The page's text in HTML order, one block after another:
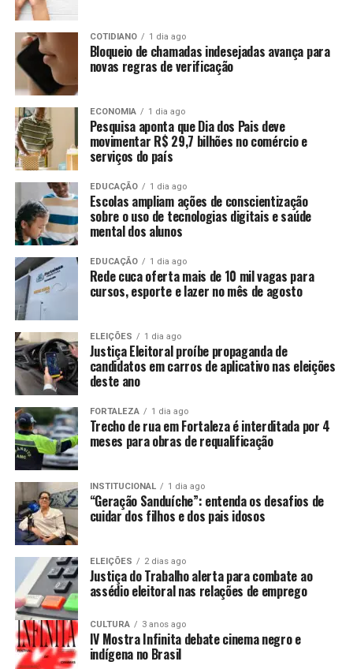
COTIDIANO 1 dia ago
Bloqueio de chamadas indesejadas avança para
novas regras de verificação
ECONOMIA 1 dia ago
Pesquisa aponta que Dia dos Pais deve
movimentar R$ 29,7 bilhões no comércio e
serviços do país
EDUCAÇÃO 1 dia ago
Escolas ampliam ações de conscientização
sobre o uso de tecnologias digitais e saúde
mental dos alunos
EDUCAÇÃO 1 dia ago
Rede cuca oferta mais de 10 mil vagas para
cursos, esporte e lazer no mês de agosto
ELEIÇÕES 1 dia ago
Justiça Eleitoral proíbe propaganda de
candidatos em carros de aplicativo nas eleições
deste ano
FORTALEZA 1 dia ago
Trecho de rua em Fortaleza é interditada por 4
meses para obras de requalificação
INSTITUCIONAL 1 dia ago
“Geração Sanduíche”: entenda os desafios de
cuidar dos filhos e dos pais idosos
ELEIÇÕES 2 dias ago
Justiça do Trabalho alerta para combate ao
assédio eleitoral nas relações de emprego
CULTURA 3 anos ago
IV Mostra Infinita debate cinema negro e
indígena no Brasil